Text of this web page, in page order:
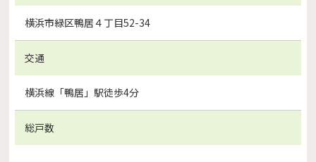
横浜市緑区鴨居４丁目52-34
交通
横浜線「鴨居」駅徒歩4分
総戸数